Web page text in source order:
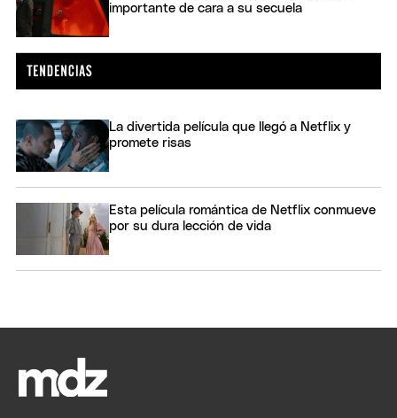
importante de cara a su secuela
La divertida película que llegó a Netflix y
promete risas
Esta película romántica de Netflix conmueve
por su dura lección de vida